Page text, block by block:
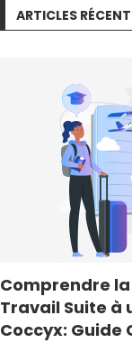
ARTICLES
Comprendre la
Travail Suite à
Coccyx: Guide